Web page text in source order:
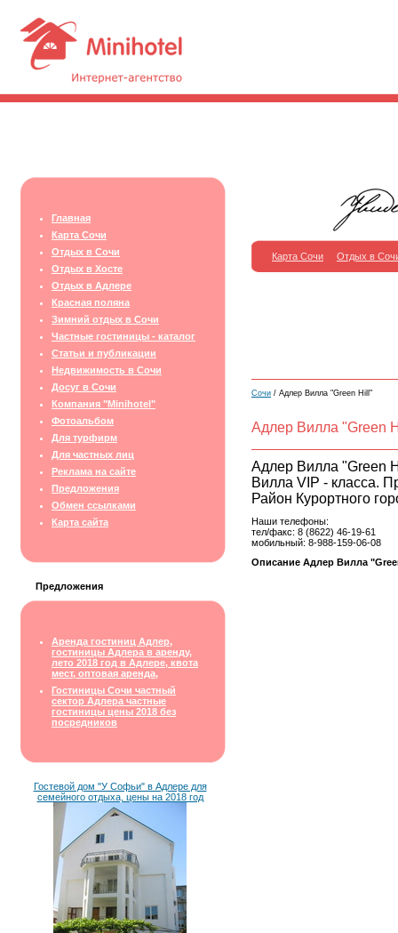
Главная
Карта Сочи
Отдых в Сочи
Отдых в Хосте
Отдых в Адлере
Красная поляна
Зимний отдых в Сочи
Частные гостиницы - каталог
Статьи и публикации
Недвижимость в Сочи
Досуг в Сочи
Компания "Minihotel"
Фотоальбом
Для турфирм
Для частных лиц
Реклама на сайте
Предложения
Обмен ссылками
Карта сайта
Предложения
Аренда гостиниц Адлер,
гостиницы Адлера в аренду,
лето 2018 год в Адлере, квота
мест, оптовая аренда,
Гостиницы Сочи частный
сектор Адлера частные
гостиницы цены 2018 без
посредников
Гостевой дом "У Софьи" в Адлере для
семейного отдыха, цены на 2018 год
Карта Сочи Отдых в
Сочи / Адлер Вилла "Green Hill"
Адлер Вилла "Green
Адлер Вилла "Green
Вилла VIP - класса.
Район Курортного
Наши телефоны:
тел/факс: 8 (8622) 46-19-61
мобильный: 8-988-159-06-08
Описание Адлер Вилла